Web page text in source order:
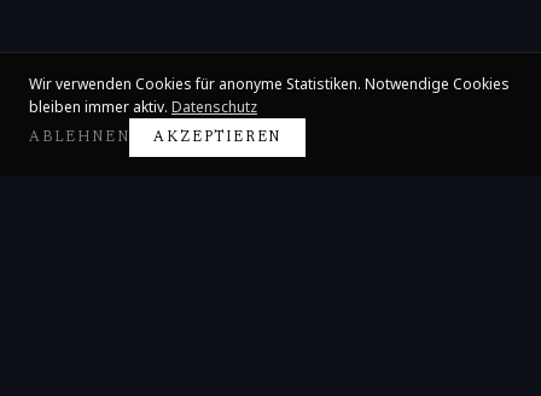
Wir verwenden Cookies für anonyme Statistiken. Notwendige Cookies
bleiben immer aktiv. Datenschutz
ABLEHNEN AKZEPTIEREN